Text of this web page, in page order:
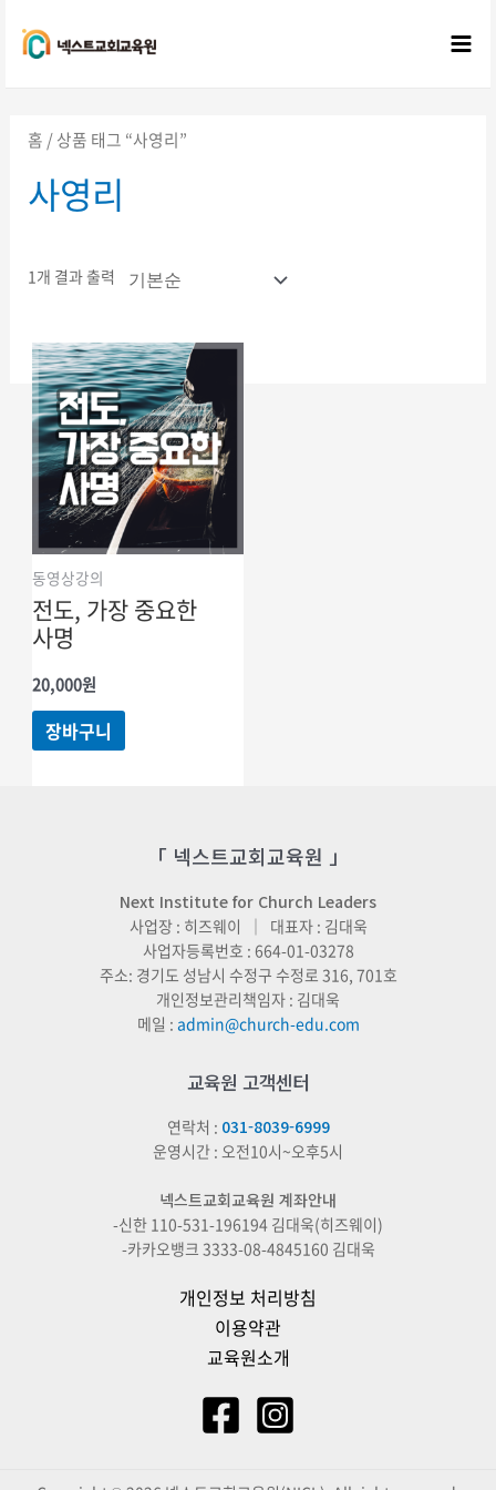
건너뛰기
홈 / 상품 태그 “사영리”
사영리
1개 결과 출력
동영상강의
전도, 가장 중요한
사명
20,000원
장바구니
「 넥스트교회교육원 」
Next Institute for Church Leaders
사업장 : 히즈웨이 ｜ 대표자 : 김대욱
사업자등록번호 : 664-01-03278
주소: 경기도 성남시 수정구 수정로 316, 701호
개인정보관리책임자 : 김대욱
메일 : admin@church-edu.com
교육원 고객센터
연락처 : 031-8039-6999
운영시간 : 오전10시~오후5시
넥스트교회교육원 계좌안내
-신한 110-531-196194 김대욱(히즈웨이)
-카카오뱅크 3333-08-4845160 김대욱
개인정보 처리방침
이용약관
교육원소개